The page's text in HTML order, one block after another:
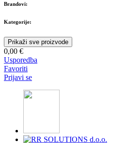
Brandovi:
Kategorije:
Prikaži sve proizvode
0,00 €
Usporedba
Favoriti
Prijavi se